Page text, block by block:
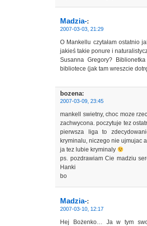
Madzia-:
2007-03-03, 21:29
O Mankellu czytałam ostatnio
jakieś takie ponure i
Susanna Gregory?
bibliotece (jak tam wreszcie
bozena:
2007-03-09, 23:45
mankell swietny, choc moze
zachwycona. poczytuje tez
pierwsza liga to
kryminalu, niczego nie ujmujac
ja tez lubie kryminaly
ps. pozdrawiam Cie madziu
Hanki
bo
Madzia-:
2007-03-10, 12:17
Hej Bożenko… Ja w tym